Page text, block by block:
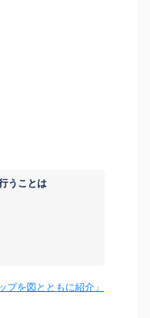
うことは
を図とともに紹介」